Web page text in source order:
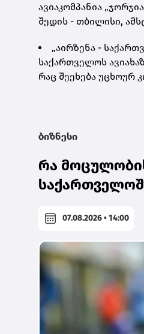
ავიაკომპანია
შედის - თბილისი,
„აირზენა -
საქართველოს
რაც შეეხება უცხოურ
ბიზნესი
რა
07.08.2026 • 14:00